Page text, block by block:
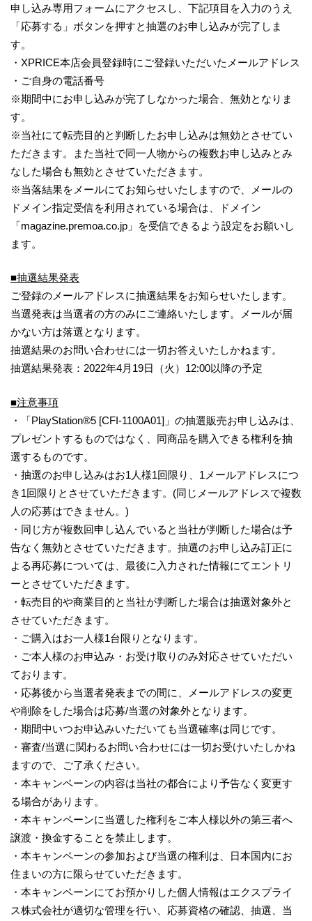
申し込み専用フォームにアクセスし、下記項目を入力のうえ
「応募する」ボタンを押すと抽選のお申し込みが完了しま
す。
・XPRICE本店会員登録時にご登録いただいたメールアドレス
・ご自身の電話番号
※期間中にお申し込みが完了しなかった場合、無効となりま
す。
※当社にて転売目的と判断したお申し込みは無効とさせてい
ただきます。また当社で同一人物からの複数お申し込みとみ
なした場合も無効とさせていただきます。
※当落結果をメールにてお知らせいたしますので、メールの
ドメイン指定受信を利用されている場合は、ドメイン
「magazine.premoa.co.jp」を受信できるよう設定をお願いし
ます。
■抽選結果発表
ご登録のメールアドレスに抽選結果をお知らせいたします。
当選発表は当選者の方のみにご連絡いたします。メールが届
かない方は落選となります。
抽選結果のお問い合わせには一切お答えいたしかねます。
抽選結果発表：2022年4月19日（火）12:00以降の予定
■注意事項
・「PlayStation®5 [CFI-1100A01]」の抽選販売お申し込みは、
プレゼントするものではなく、同商品を購入できる権利を抽
選するものです。
・抽選のお申し込みはお1人様1回限り、1メールアドレスにつ
き1回限りとさせていただきます。(同じメールアドレスで複数
人の応募はできません。)
・同じ方が複数回申し込んでいると当社が判断した場合は予
告なく無効とさせていただきます。抽選のお申し込み訂正に
よる再応募については、最後に入力された情報にてエントリ
ーとさせていただきます。
・転売目的や商業目的と当社が判断した場合は抽選対象外と
させていただきます。
・ご購入はお一人様1台限りとなります。
・ご本人様のお申込み・お受け取りのみ対応させていただい
ております。
・応募後から当選者発表までの間に、メールアドレスの変更
や削除をした場合は応募/当選の対象外となります。
・期間中いつお申込みいただいても当選確率は同じです。
・審査/当選に関わるお問い合わせには一切お受けいたしかね
ますので、ご了承ください。
・本キャンペーンの内容は当社の都合により予告なく変更す
る場合があります。
・本キャンペーンに当選した権利をご本人様以外の第三者へ
譲渡・換金することを禁止します。
・本キャンペーンの参加および当選の権利は、日本国内にお
住まいの方に限らせていただきます。
・本キャンペーンにてお預かりした個人情報はエクスプライ
ス株式会社が適切な管理を行い、応募資格の確認、抽選、当